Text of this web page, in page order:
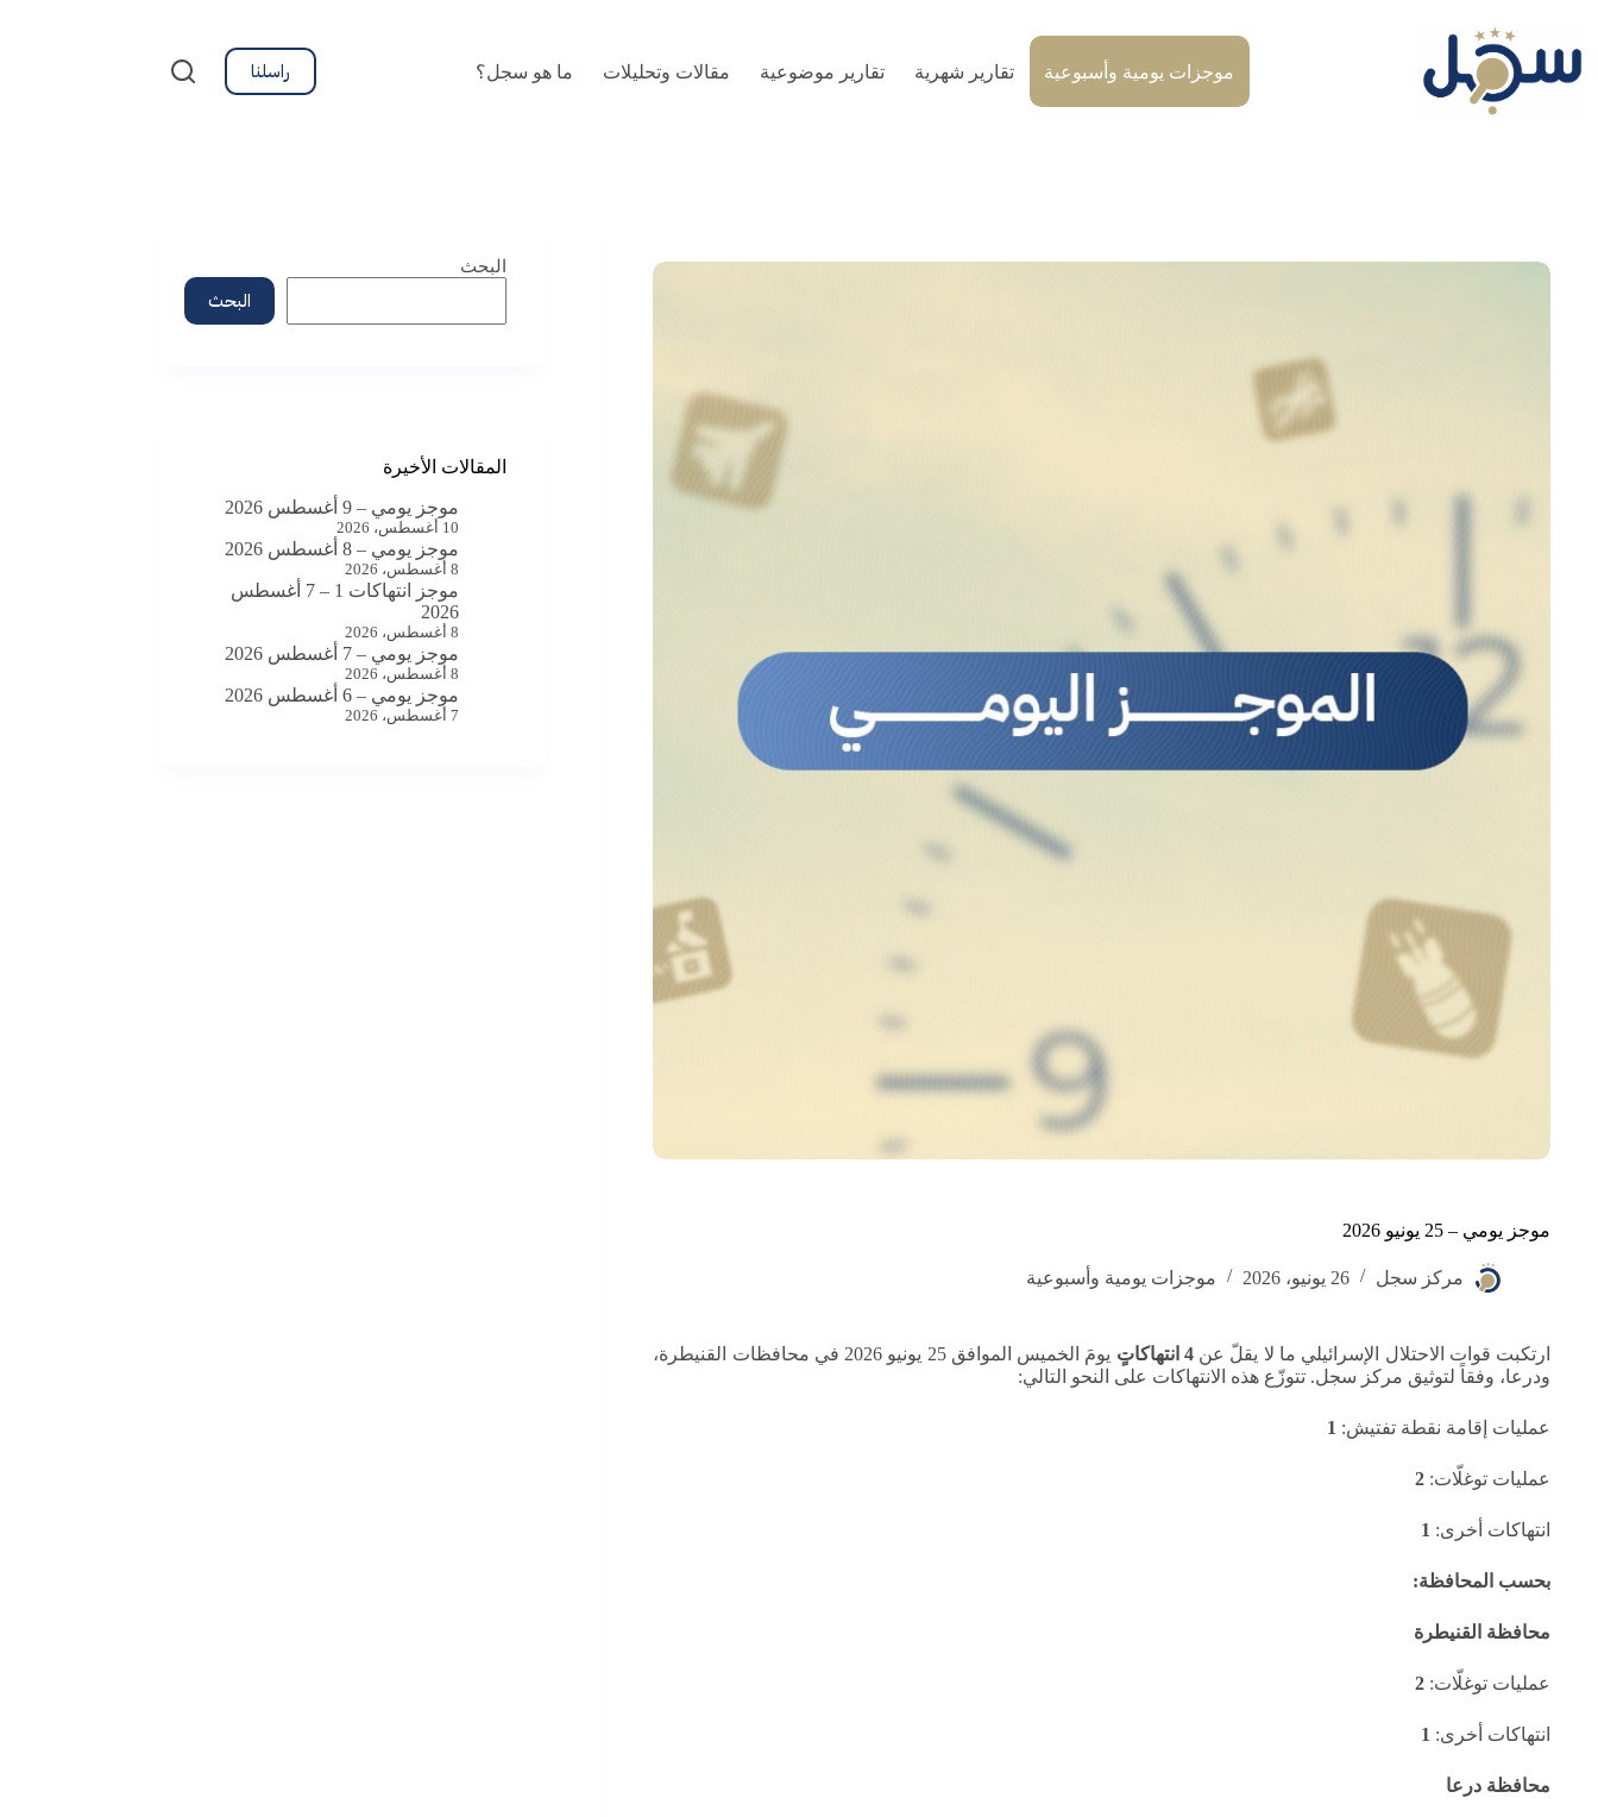
المحتوى
موجزات يومية وأسبوعية تقارير شهرية تقارير موضوعية مقالات وتحليلات ما هو سجل؟ راسلنا
موجز يومي – 25 يونيو 2026
مركز سجل 26 يونيو، 2026 موجزات يومية وأسبوعية
ارتكبت قوات الاحتلال الإسرائيلي ما لا يقلّ عن4 انتهاكاتٍ
يومَ الخميس الموافق 25 يونيو 2026 في محافظات القنيطرة،
ودرعا، وفقاً لتوثيق مركز سجل. تتوزّع هذه الانتهاكات على النحو التالي:
عمليات إقامة نقطة تفتيش:
عمليات توغلّات: 2
انتهاكات أخرى: 1
بحسب المحافظة:
محافظة القنيطرة
عمليات توغلّات: 2
انتهاكات أخرى: 1
محافظة درعا
البحث
البحث
المقالات الأخيرة
موجز يومي – 9 أغسطس 2026
10 أغسطس، 2026
موجز يومي – 8 أغسطس 2026
8 أغسطس، 2026
موجز انتهاكات 1 – 7 أغسطس
2026
8 أغسطس، 2026
موجز يومي – 7 أغسطس 2026
8 أغسطس، 2026
موجز يومي – 6 أغسطس 2026
7 أغسطس، 2026